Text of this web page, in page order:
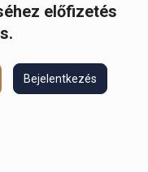
előfizetés
Bejelentkezés